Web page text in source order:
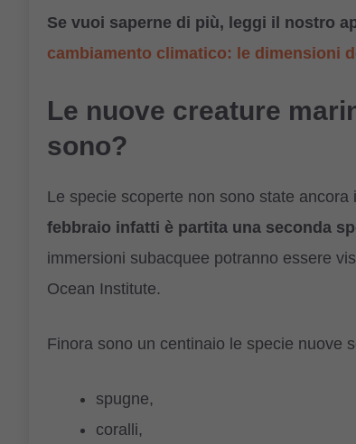
Se vuoi saperne di più, leggi il nostro
cambiamento climatico: le dimensioni
Le nuove creature
sono?
Le specie scoperte non sono state
febbraio infatti è partita una seconda
immersioni subacquee potranno essere
Ocean Institute.
Finora sono un centinaio le specie nuove
spugne,
coralli,